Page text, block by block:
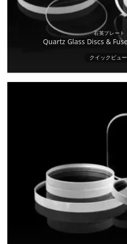
石英プレート
Quartz Glass Discs &
クイックビュー